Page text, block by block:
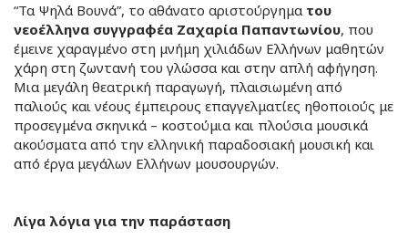
“Τα Ψηλά Βουνά”, το αθάνατο αριστούργημα του
νεοέλληνα συγγραφέα Ζαχαρία Παπαντωνίου, που
έμεινε χαραγμένο στη μνήμη χιλιάδων Ελλήνων μαθητών
χάρη στη ζωντανή του γλώσσα και στην απλή αφήγηση.
Μια μεγάλη θεατρική παραγωγή, πλαισιωμένη από
παλιούς και νέους έμπειρους επαγγελματίες ηθοποιούς με
προσεγμένα σκηνικά – κοστούμια και πλούσια μουσικά
ακούσματα από την ελληνική παραδοσιακή μουσική και
από έργα μεγάλων Ελλήνων μουσουργών.
Λίγα λόγια για την παράσταση